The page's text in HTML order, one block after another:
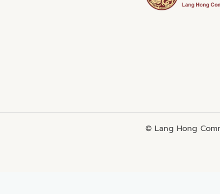
© Lang Hong